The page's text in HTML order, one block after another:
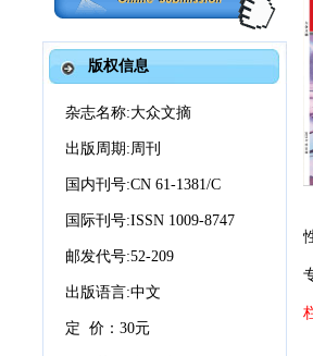
版权信息
杂志名称:大众文摘
出版周期 :周 刊
国内刊号:CN 61-1381/C
国际刊号:ISSN 1009-8747
邮发代号:52-209
出版语言:中文
定 价： 30元